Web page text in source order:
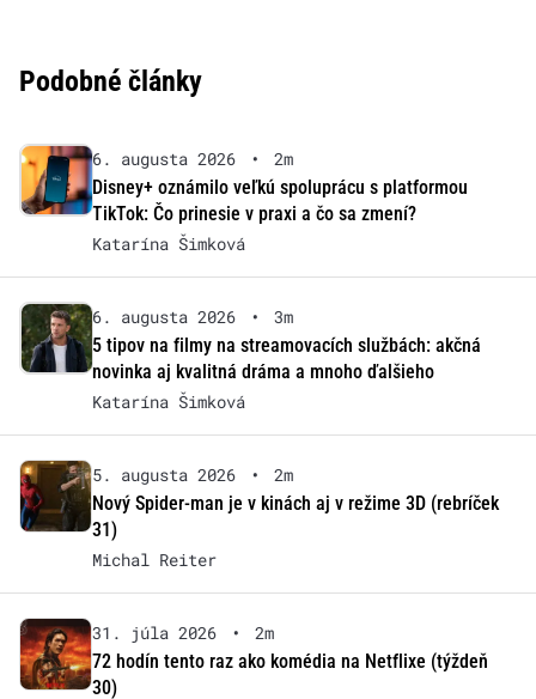
Podobné články
6. augusta 2026 •
2m
Disney+ oznámilo veľkú spoluprácu s platformou
TikTok: Čo prinesie v praxi a čo sa zmení?
Katarína Šimková
6. augusta 2026 •
3m
5 tipov na filmy na streamovacích službách: akčná
novinka aj kvalitná dráma a mnoho ďalšieho
Katarína Šimková
5. augusta 2026 •
2m
Nový Spider-man je v kinách aj v režime 3D (rebríček
31)
Michal Reiter
31. júla 2026 •
2m
72 hodín tento raz ako komédia na Netflixe (týždeň
30)